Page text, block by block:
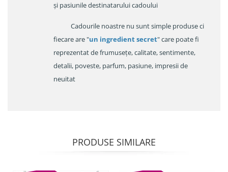
și pasiunile destinatarului cadoului
Cadourile noastre nu sunt simple produse ci
fiecare are "un ingredient secret" care poate fi
reprezentat de frumusețe, calitate, sentimente,
detalii, poveste, parfum, pasiune, impresii de
neuitat
PRODUSE SIMILARE